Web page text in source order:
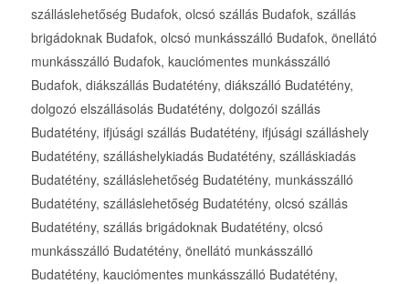
szálláslehetőség Budafok, olcsó szállás Budafok, szállás
brigádoknak Budafok, olcsó munkásszálló Budafok, önellátó
munkásszálló Budafok, kauciómentes munkásszálló
Budafok, diákszállás Budatétény, diákszálló Budatétény,
dolgozó elszállásolás Budatétény, dolgozói szállás
Budatétény, ifjúsági szállás Budatétény, ifjúsági szálláshely
Budatétény, szálláshelykiadás Budatétény, szálláskiadás
Budatétény, szálláslehetőség Budatétény, munkásszálló
Budatétény, szálláslehetőség Budatétény, olcsó szállás
Budatétény, szállás brigádoknak Budatétény, olcsó
munkásszálló Budatétény, önellátó munkásszálló
Budatétény, kauciómentes munkásszálló Budatétény,